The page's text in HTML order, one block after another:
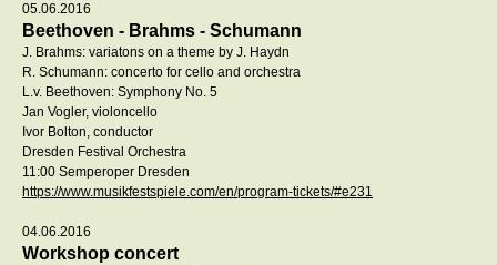
05.06.2016
Beethoven - Brahms - Schumann
J. Brahms: variatons on a theme by J. Haydn
R. Schumann: concerto for cello and orchestra
L.v. Beethoven: Symphony No. 5
Jan Vogler, violoncello
Ivor Bolton, conductor
Dresden Festival Orchestra
11:00 Semperoper Dresden
https://www.musikfestspiele.com/en/program-tickets/#e231
04.06.2016
Workshop concert